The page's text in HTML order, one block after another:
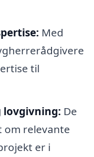
Med
til
lovgivning: De
relevante
er i